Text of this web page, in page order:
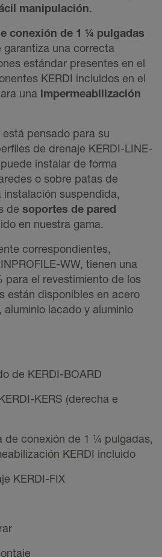
manipulación.
conexión de 1 ¼ pulgadas
una correcta
estándar presentes en el
KERDI incluidos en el
una impermeabilización
pensado para su
de drenaje KERDI-LINE-
instalar de forma
o sobre patas de
instalación suspendida,
de soportes de pared
en nuestra gama.
correspondientes,
WW, tienen una
para el revestimiento de los
están disponibles en acero
lacado y aluminio
de KERDI-BOARD
KERS (derecha e
de conexión de 1 ¼ pulgadas,
KERDI incluido
KERDI-FIX